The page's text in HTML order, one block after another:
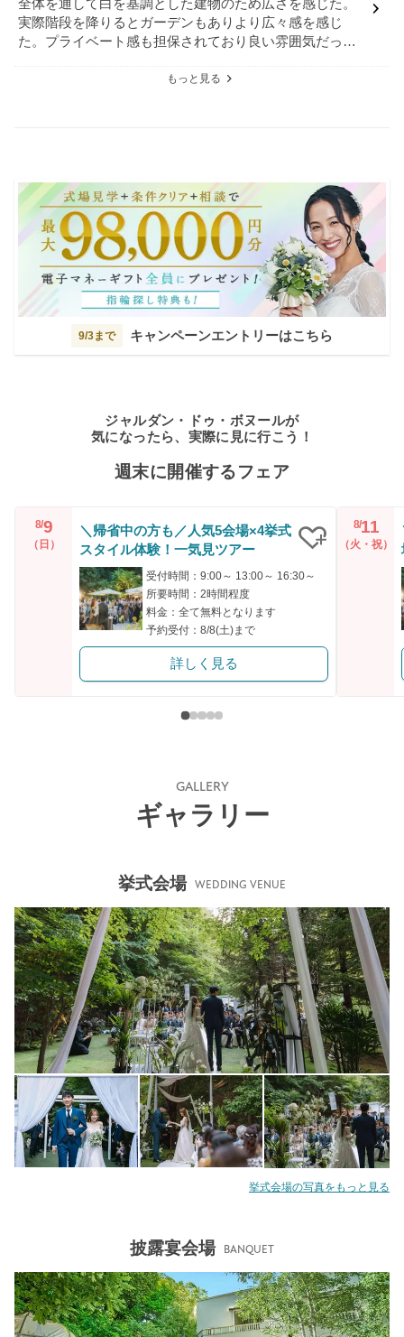
全体を通して白を基調とした建物のため広さを感じた。
実際階段を降りるとガーデンもありより広々感を感じ
た。プライベート感も担保されており良い雰囲気だっ
もっと見る
9/3まで キャンペーンエントリーはこちら
ジャルダン・ドゥ・ボヌールが
気になったら、実際に見に行こう！
週末に開催するフェア
8/9
（日）
＼帰省中の方も／人気5会場×4挙式
スタイル体験！一気見ツアー
受付時間：9:00～ 13:00～ 16:30～
所要時間：2時間程度
料金：全て無料となります
予約受付：8/8(土)まで
詳しく見る
8/11
（火・祝）
GALLERY
ギャラリー
挙式会場 WEDDING VENUE
挙式会場の写真をもっと見る
披露宴会場 BANQUET